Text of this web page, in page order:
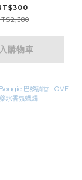
香
購物車